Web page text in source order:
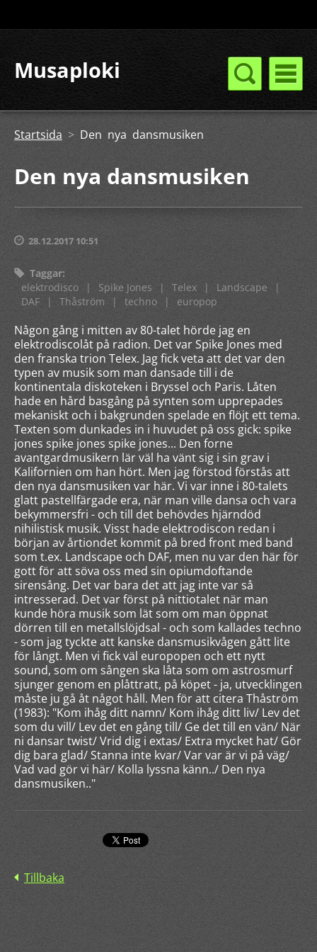
Musaploki
Startsida > Den nya dansmusiken
Den nya dansmusiken
28.12.2017 10:51
Taggar:
elektrodisco
| Spike Jones | Telex | Landscape
|
DAF
| Thåström | techno | europop
Någon gång i mitten av 80-talet hörde jag en
elektrodiscolåt på radion. Det var Spike Jones med
den franska trion Telex. Jag fick veta att det var den
typen av musik som man dansade till i de
kontinentala diskoteken i Bryssel och Paris. Låten
hade en hård basgång på synten som upprepades
mekaniskt och i bakgrunden spelade en flöjt ett tema.
Texten som dunkades in i huvudet på oss gick: spike
jones spike jones spike jones... Den forne
avantgardmusikern lär väl ha vänt sig i sin grav i
Kalifornien om han hört. Men jag förstod förstås att
den nya dansmusiken var här. Vi var inne i 80-talets
glatt pastellfärgade era, när man ville dansa och vara
bekymmersfri - och till det behövdes hjärndöd
nihilistisk musik. Visst hade elektrodiscon redan i
början av årtiondet kommit på bred front med band
som t.ex. Landscape och DAF, men nu var den här för
gott för att söva oss med sin opiumdoftande
sirensång. Det var bara det att jag inte var så
intresserad. Det var först på nittiotalet när man
kunde höra musik som lät som om man öppnat
dörren till en metallslöjdsal - och som kallades techno
- som jag tyckte att kanske dansmusikvågen gått lite
för långt. Men vi fick väl europopen och ett nytt
sound, som om sången ska låta som om astrosmurf
sjunger genom en plåttratt, på köpet - ja, utvecklingen
måste ju gå åt något håll. Men för att citera Thåström
(1983): "Kom ihåg ditt namn/ Kom ihåg ditt liv/ Lev det
som du vill/ Lev det en gång till/ Ge det till en vän/ När
ni dansar twist/ Vrid dig i extas/ Extra mycket hat/ Gör
dig bara glad/ Stanna inte kvar/ Var var är vi på väg/
Vad vad gör vi här/ Kolla lyssna känn../ Den nya
dansmusiken.."
Tillbaka